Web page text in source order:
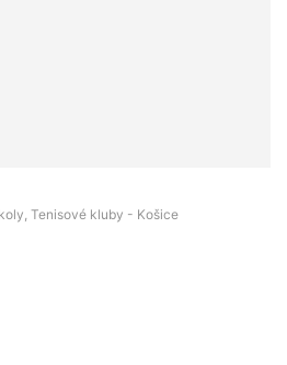
Tenisové kluby - Košice